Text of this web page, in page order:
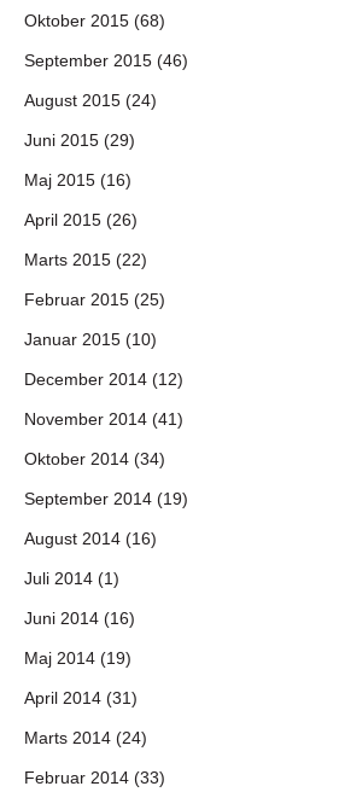
Oktober 2015 (68)
September 2015 (46)
August 2015 (24)
Juni 2015 (29)
Maj 2015 (16)
April 2015 (26)
Marts 2015 (22)
Februar 2015 (25)
Januar 2015 (10)
December 2014 (12)
November 2014 (41)
Oktober 2014 (34)
September 2014 (19)
August 2014 (16)
Juli 2014 (1)
Juni 2014 (16)
Maj 2014 (19)
April 2014 (31)
Marts 2014 (24)
Februar 2014 (33)